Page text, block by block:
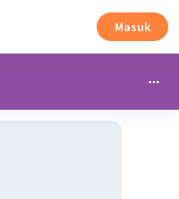
Masuk